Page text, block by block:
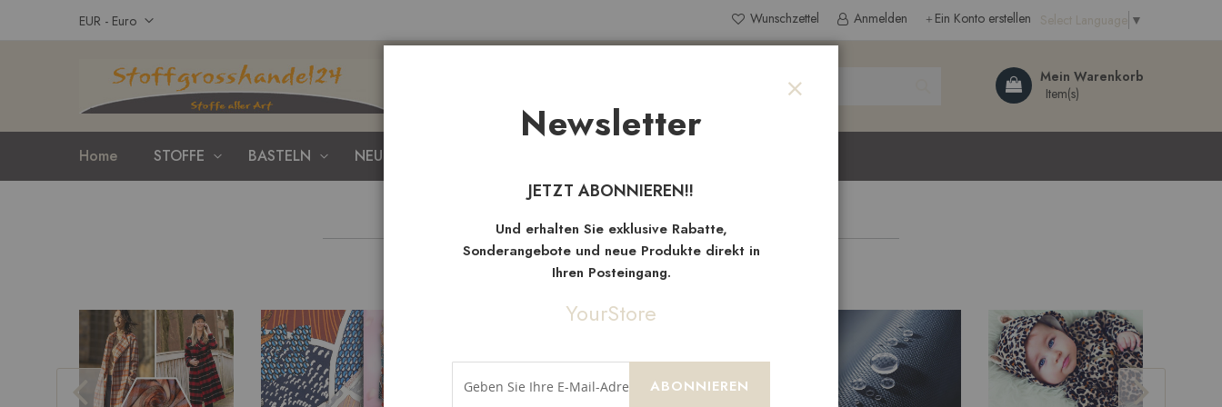
Inhalt
springen
Select Language ▼
EUR - Euro Wunschzettel Anmelden Ein Konto erstellen
Mein Warenkorb
Home STOFFE BASTELN NEUHEITEN
NeueArtikel
Newsletter
JETZT ABONNIEREN!!
Und erhalten Sie exklusive Rabatte,
Sonderangebote und neue Produkte direkt in
Ihren Posteingang.
YourStore
ABONNIEREN